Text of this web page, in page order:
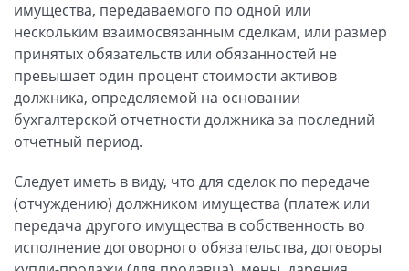
имущества, передаваемого по одной или
нескольким взаимосвязанным сделкам, или размер
принятых обязательств или обязанностей не
превышает один процент стоимости активов
должника, определяемой на основании
бухгалтерской отчетности должника за последний
отчетный период.
Следует иметь в виду, что для сделок по передаче
(отчуждению) должником имущества (платеж или
передача другого имущества в собственность во
исполнение договорного обязательства, договоры